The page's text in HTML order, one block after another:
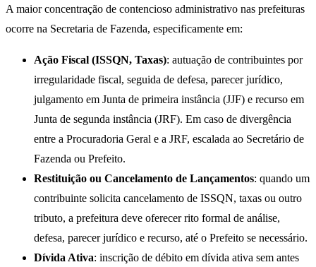
A maior concentração de contencioso administrativo nas prefeituras
ocorre na Secretaria de Fazenda, especificamente em:
Ação Fiscal (ISSQN, Taxas): autuação de contribuintes por
irregularidade fiscal, seguida de defesa, parecer jurídico,
julgamento em Junta de primeira instância (JJF) e recurso em
Junta de segunda instância (JRF). Em caso de divergência
entre a Procuradoria Geral e a JRF, escalada ao Secretário de
Fazenda ou Prefeito.
Restituição ou Cancelamento de Lançamentos: quando um
contribuinte solicita cancelamento de ISSQN, taxas ou outro
tributo, a prefeitura deve oferecer rito formal de análise,
defesa, parecer jurídico e recurso, até o Prefeito se necessário.
Dívida Ativa: inscrição de débito em dívida ativa sem antes